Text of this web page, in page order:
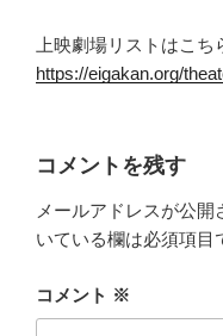
上映劇場リストはこち
https://eigakan.org/
コメントを残す
メールアドレスが公開
いている欄は必須項目
コメント ※